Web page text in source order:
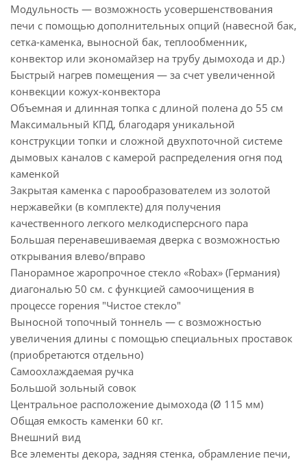
Модульность — возможность усовершенствования
печи с помощью дополнительных опций (навесной бак,
сетка-каменка, выносной бак, теплообменник,
конвектор или экономайзер на трубу дымохода и др.)
Быстрый нагрев помещения — за счет увеличенной
конвекции кожух-конвектора
Объемная и длинная топка с длиной полена до 55 см
Максимальный КПД, благодаря уникальной
конструкции топки и сложной двухпоточной системе
дымовых каналов с камерой распределения огня под
каменкой
Закрытая каменка с парообразователем из золотой
нержавейки (в комплекте) для получения
качественного легкого мелкодисперсного пара
Большая перенавешиваемая дверка с возможностью
открывания влево/вправо
Панорамное жаропрочное стекло «Robax» (Германия)
диагональю 50 см. с функцией самоочищения в
процессе горения "Чистое стекло"
Выносной топочный тоннель — с возможностью
увеличения длины с помощью специальных проставок
(приобретаются отдельно)
Самоохлаждаемая ручка
Большой зольный совок
Центральное расположение дымохода (Ø 115 мм)
Общая емкость каменки 60 кг.
Внешний вид
Все элементы декора, задняя стенка, обрамление печи,